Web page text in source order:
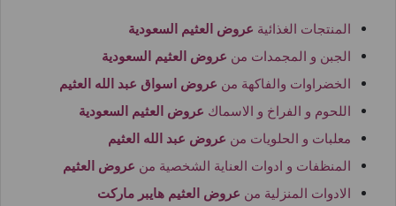
المنتجات الغذائية عروض العثيم السعودية
الجبن و المجمدات من عروض العثيم السعودية
الخضراوات والفاكهة من عروض اسواق عبد الله العثيم
اللحوم و الفراخ و الاسماك عروض العثيم السعودية
معلبات و الحلويات من عروض عبد الله العثيم
المنظفات و ادوات العناية الشخصية من عروض العثيم
الادوات المنزلية من عروض العثيم هايبر ماركت